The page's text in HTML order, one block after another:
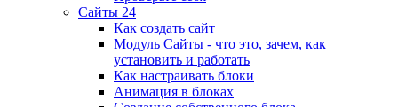
Сайты 24
Как создать сайт
Модуль Сайты - что это, зачем, как
установить и работать
Как настраивать блоки
Анимация в блоках